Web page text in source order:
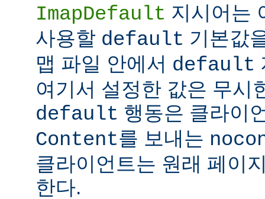
ImapDefault 지시어는
사용할 default 기본값
맵 파일 안에서 default
여기서 설정한 값은 무시
default 행동은 클라이
Content를 보내는
클라이언트는 원래 페이
한다.